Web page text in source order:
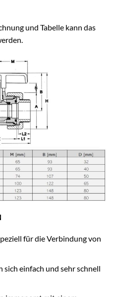
und Tabelle kann das
für die Verbindung von
sich einfach und sehr schnell